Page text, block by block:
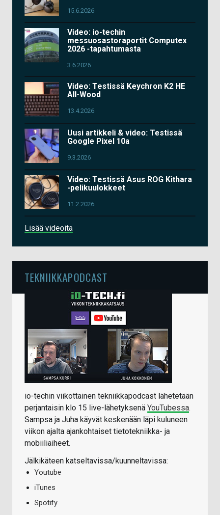
15.6.2026
Video: io-techin
messuosastoraportit Computex
2026 -tapahtumasta
3.6.2026
Video: Testissä Keychron K2 HE
All-Wood
13.4.2026
Uusi artikkeli & video: Testissä
Google Pixel 10a
9.3.2026
Video: Testissä Asus ROG Kithara
-pelikuulokkeet
11.2.2026
Lisää videoita
TEKNIIKKAPODCAST
io-techin viikottainen tekniikkapodcast lähetetään
perjantaisin klo 15 live-lähetyksenä YouTubessa.
Sampsa ja Juha käyvät keskenään läpi kuluneen
viikon ajalta ajankohtaiset tietotekniikka- ja
mobiiliaiheet.
Jälkikäteen katseltavissa/kuunneltavissa:
Youtube
iTunes
Spotify